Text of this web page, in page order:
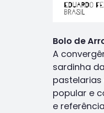
Bolo de
A
sardinha
popular e
e